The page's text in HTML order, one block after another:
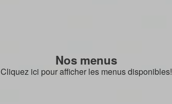
Nos menus
Cliquez ici pour afficher les menus disponibles!